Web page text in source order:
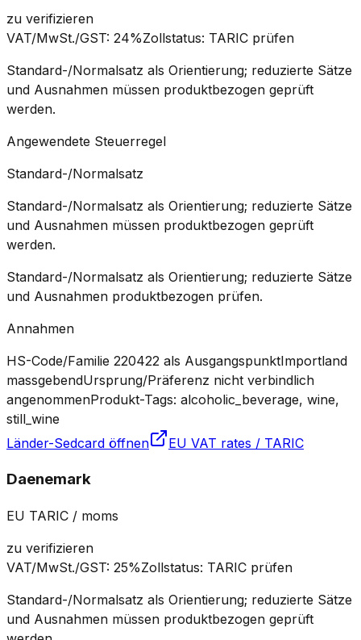
zu verifizieren
VAT/MwSt./GST: 24%Zollstatus: TARIC prüfen
Standard-/Normalsatz als Orientierung; reduzierte Sätze
und Ausnahmen müssen produktbezogen geprüft
werden.
Angewendete Steuerregel
Standard-/Normalsatz
Standard-/Normalsatz als Orientierung; reduzierte Sätze
und Ausnahmen müssen produktbezogen geprüft
werden.
Standard-/Normalsatz als Orientierung; reduzierte Sätze
und Ausnahmen produktbezogen prüfen.
Annahmen
HS-Code/Familie 220422 als AusgangspunktImportland
massgebendUrsprung/Präferenz nicht verbindlich
angenommenProdukt-Tags: alcoholic_beverage, wine,
still_wine
Länder-Sedcard öffnen
EU VAT rates / TARIC
Daenemark
EU TARIC / moms
zu verifizieren
VAT/MwSt./GST: 25%Zollstatus: TARIC prüfen
Standard-/Normalsatz als Orientierung; reduzierte Sätze
und Ausnahmen müssen produktbezogen geprüft